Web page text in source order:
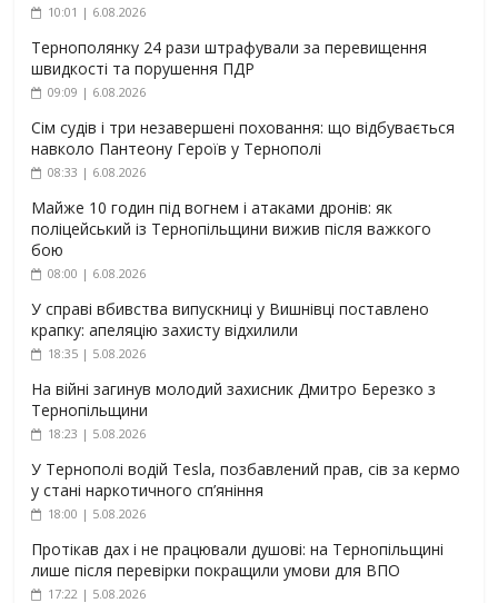
10:01 | 6.08.2026
Тернополянку 24 рази штрафували за перевищення
швидкості та порушення ПДР
09:09 | 6.08.2026
Сім судів і три незавершені поховання: що відбувається
навколо Пантеону Героїв у Тернополі
08:33 | 6.08.2026
Майже 10 годин під вогнем і атаками дронів: як
поліцейський із Тернопільщини вижив після важкого
бою
08:00 | 6.08.2026
У справі вбивства випускниці у Вишнівці поставлено
крапку: апеляцію захисту відхилили
18:35 | 5.08.2026
На війні загинув молодий захисник Дмитро Березко з
Тернопільщини
18:23 | 5.08.2026
У Тернополі водій Tesla, позбавлений прав, сів за кермо
у стані наркотичного сп’яніння
18:00 | 5.08.2026
Протікав дах і не працювали душові: на Тернопільщині
лише після перевірки покращили умови для ВПО
17:22 | 5.08.2026